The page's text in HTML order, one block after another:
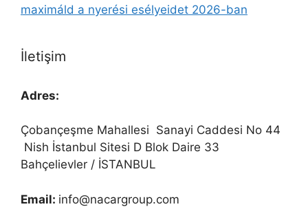
maximáld a nyerési esélyeidet 2026-ban
İletişim
Adres:
Çobançeşme Mahallesi Sanayi Caddesi No 44
Nish İstanbul Sitesi D Blok Daire 33
Bahçelievler / İSTANBUL
Email: info@nacargroup.com